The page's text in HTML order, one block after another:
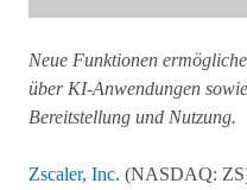
Neue Funktionen
über KI-Anwendungen
Bereitstellung und Nutzung.
Zscaler, Inc. (NASDAQ: